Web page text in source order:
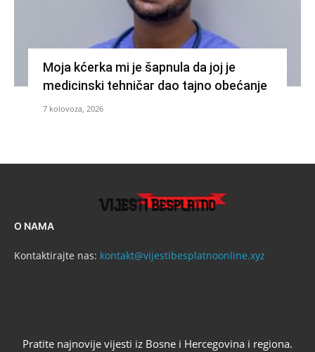
Moja kćerka mi je šapnula da joj je
medicinski tehničar dao tajno obećanje
7 kolovoza, 2026
O NAMA
Kontaktirajte nas: kontakt@vijestibesplatnoonline.xyz
Pratite najnovije vijesti iz Bosne i Hercegovina i regiona.